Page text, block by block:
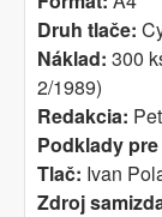
Druh tlače:
Náklad: 300
2/1989)
Redakcia:
Podklady
Tlač: Ivan
Zdroj